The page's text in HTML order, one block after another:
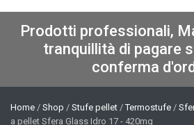
Prodotti professionali,
tranquillità di pagare
conferma
Home / Shop / Stufe pellet /Termostufe /
a pellet Sfera Glass Idro 17 - 420mq